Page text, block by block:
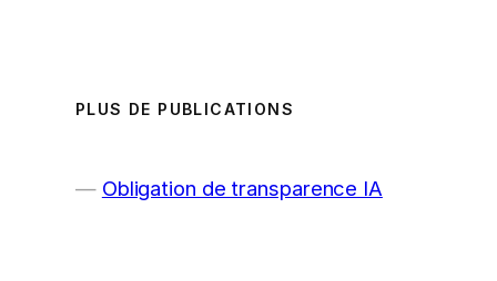
PLUS DE PUBLICATIONS
Obligation de transparence IA